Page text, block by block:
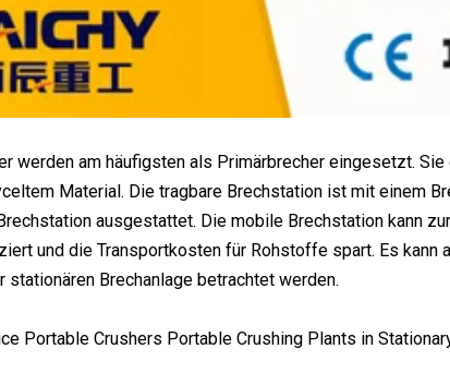
werden am häufigsten als Primärbrecher eingesetzt.
Material. Die tragbare Brechstation ist mit einem
ausgestattet. Die mobile Brechstation kann
und die Transportkosten für Rohstoffe spart. Es kann
stationären Brechanlage betrachtet werden.